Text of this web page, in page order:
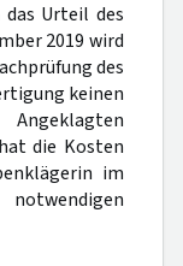
das Urteil des
2019 wird
des
keinen
die Kosten
im